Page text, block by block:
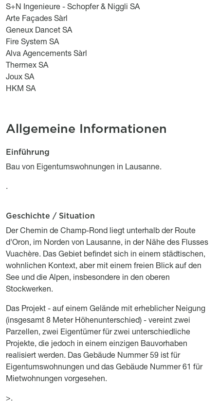
Description
S+N Ingenieure - Schopfer & Niggli SA
Arte Façades Sàrl
Geneux Dancet SA
Fire System SA
Alva Agencements Sàrl
Thermex SA
Joux SA
HKM SA
Allgemeine Informationen
Description
Titre
Einführung
Description
Bau von Eigentumswohnungen in Lausanne.
.
Titre
Geschichte / Situation
Description
Der Chemin de Champ-Rond liegt unterhalb der Route
d'Oron, im Norden von Lausanne, in der Nähe des Flusses
Vuachère. Das Gebiet befindet sich in einem städtischen,
wohnlichen Kontext, aber mit einem freien Blick auf den
See und die Alpen, insbesondere in den oberen
Stockwerken.
Das Projekt - auf einem Gelände mit erheblicher Neigung
(insgesamt 8 Meter Höhenunterschied) - vereint zwei
Parzellen, zwei Eigentümer für zwei unterschiedliche
Projekte, die jedoch in einem einzigen Bauvorhaben
realisiert werden. Das Gebäude Nummer 59 ist für
Eigentumswohnungen und das Gebäude Nummer 61 für
Mietwohnungen vorgesehen.
>.